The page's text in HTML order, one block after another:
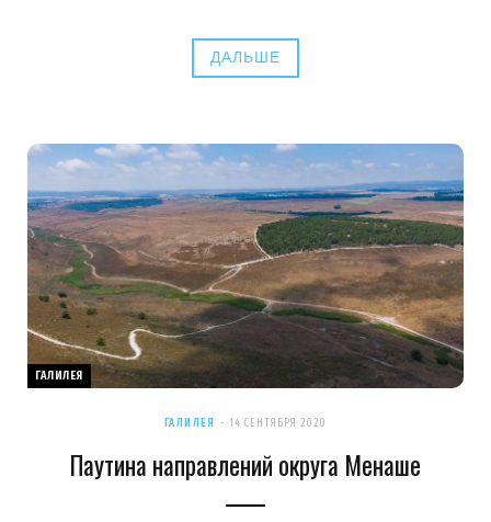
ДАЛЬШЕ
ГАЛИЛЕЯ
ГАЛИЛЕЯ 14 СЕНТЯБРЯ 2020
Паутина направлений округа Менаше